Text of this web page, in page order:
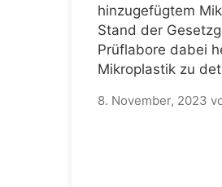
hinzugefügtem
Stand der
Prüflabore dabei
Mikroplastik zu
8. November, 2023